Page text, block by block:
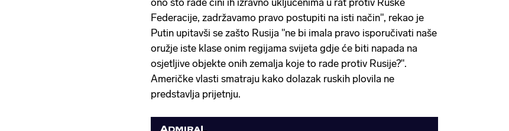
ono što rade čini ih izravno uključenima u rat protiv Ruske
Federacije, zadržavamo pravo postupiti na isti način", rekao je
Putin upitavši se zašto Rusija "ne bi imala pravo isporučivati ​​naše
oružje iste klase onim regijama svijeta gdje će biti napada na
osjetljive objekte onih zemalja koje to rade protiv Rusije?".
Američke vlasti smatraju kako dolazak ruskih plovila ne
predstavlja prijetnju.